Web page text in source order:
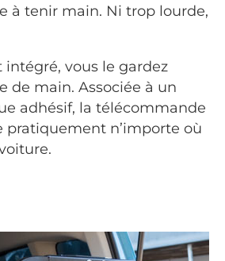
à tenir main. Ni trop lourde,
intégré, vous le gardez
de main. Associée à un
adhésif, la télécommande
pratiquement n’importe où